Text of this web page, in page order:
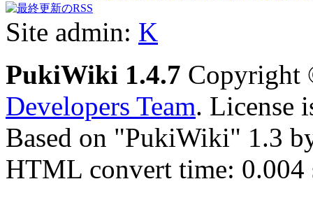
Site admin: K
PukiWiki 1.4.7 Copyright
Developers Team. License
Based on "PukiWiki" 1.3
HTML convert time: 0.004